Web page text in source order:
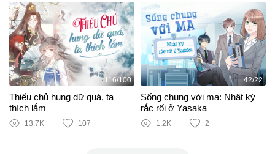
116/100
Thiếu chủ hung dữ quá, ta
thích lắm
13.7K 107
42/22
Sống chung với ma: Nhật ký
rắc rối ở Yasaka
1.2K 2